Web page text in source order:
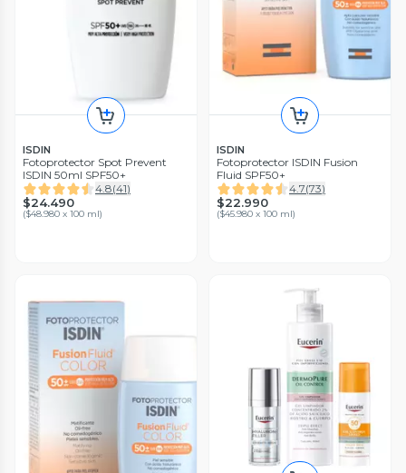
ISDIN
Fotoprotector Spot Prevent
ISDIN 50ml SPF50+
4.8(41)
$24.490
($48.980 x 100 ml)
ISDIN
Fotoprotector ISDIN Fusion
Fluid SPF50+
4.7(73)
$22.990
($45.980 x 100 ml)